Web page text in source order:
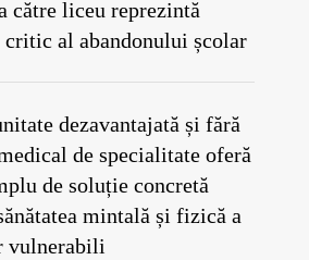
către liceu reprezintă
al abandonului școlar
dezavantajată și fără
de specialitate oferă
de soluție concretă
mintală și fizică a
vulnerabili